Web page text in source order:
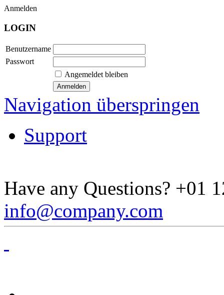
Anmelden
LOGIN
Benutzername
Passwort
Angemeldet bleiben
Navigation überspringen
Support
Have any Questions? +01
info@company.com